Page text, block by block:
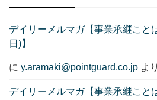
デイリーメルマガ【事業承継こと
日)】
に y.aramaki@pointguard.co.jp より
デイリーメルマガ【事業承継こと